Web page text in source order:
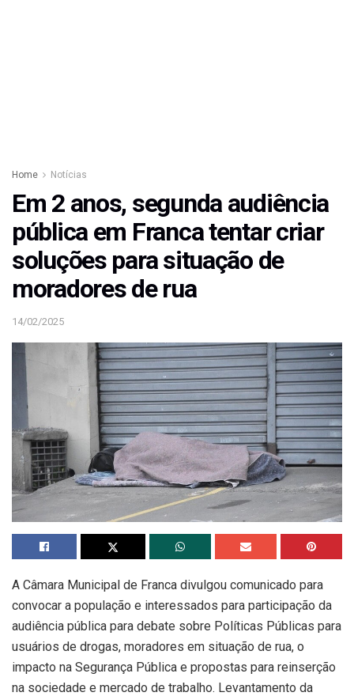
Home Notícias
Em 2 anos, segunda audiência
pública em Franca tentar criar
soluções para situação de
moradores de rua
14/02/2025
A Câmara Municipal de Franca divulgou comunicado para
convocar a população e interessados para participação da
audiência pública para debate sobre Políticas Públicas para
usuários de drogas, moradores em situação de rua, o
impacto na Segurança Pública e propostas para reinserção
na sociedade e mercado de trabalho. Levantamento da